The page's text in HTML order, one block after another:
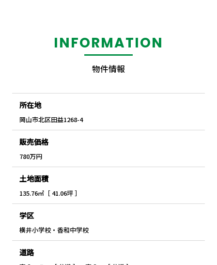
INFORMATION
物件情報
所在地
岡山市北区田益1268-4
販売価格
780万円
土地面積
135.76㎡［ 41.06坪 ］
学区
横井小学校・香和中学校
道路